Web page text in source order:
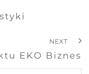
NEXT
EKO Biznes